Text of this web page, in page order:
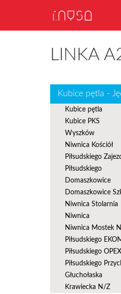
LINKA
Kubice pętla -
Kubice pętla
Kubice PKS
Wyszków
Niwnica Kościół
Piłsudskiego
Piłsudskiego
Domaszkowice
Domaszkowice
Niwnica Stolarnia
Niwnica
Niwnica Mostek
Piłsudskiego
Piłsudskiego OPEX
Piłsudskiego
Głuchołaska
Krawiecka N/Z